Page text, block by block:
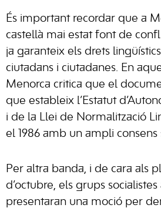
És important recordar que a
castellà mai estat font de
ja garanteix els drets
ciutadans i ciutadanes. En
Menorca critica que el
que estableix l’Estatut
i de la Llei de Normalització
el 1986 amb un ampli consens
Per altra banda, i de cara als
d’octubre, els grups
presentaran una moció per